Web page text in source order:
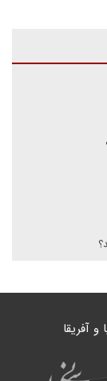
و آفریقا